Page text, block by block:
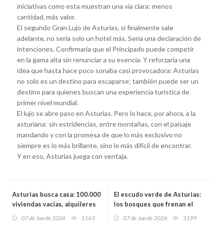
iniciativas como esta muestran una vía clara: menos
cantidad, más valor.
El segundo Gran Lujo de Asturias, si finalmente sale
adelante, no sería solo un hotel más. Sería una declaración de
intenciones. Confirmaría que el Principado puede competir
en la gama alta sin renunciar a su esencia. Y reforzaría una
idea que hasta hace poco sonaba casi provocadora: Asturias
no solo es un destino para escaparse; también puede ser un
destino para quienes buscan una experiencia turística de
primer nivel mundial.
El lujo se abre paso en Asturias. Pero lo hace, por ahora, a la
asturiana: sin estridencias, entre montañas, con el paisaje
mandando y con la promesa de que lo más exclusivo no
siempre es lo más brillante, sino lo más difícil de encontrar.
Y en eso, Asturias juega con ventaja.
Asturias busca casa: 100.000
viviendas vacías, alquileres
07 de Jun de 2026 1163
El escudo verde de Asturias:
los bosques que frenan el
07 de Jun de 2026 3199